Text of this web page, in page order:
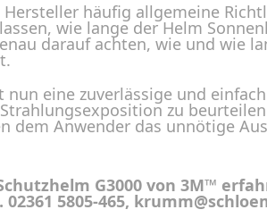
häufig allgemeine
wie lange der Helm
darauf achten, wie und wie
eine zuverlässige und
zu
dem Anwender das unnötige
G3000 von 3M™
5805-465,